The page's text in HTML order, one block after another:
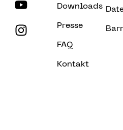
Downloads
Presse
FAQ
Kontakt